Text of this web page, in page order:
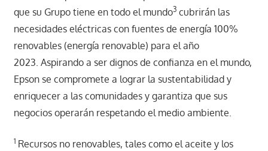
que su Grupo tiene en todo el mundo3cubrirán las
necesidades eléctricas con fuentes de energía 100%
renovables (energía renovable) para el año
2023. Aspirando a ser dignos de confianza en el mundo,
Epson se compromete a lograr la sustentabilidad y
enriquecer a las comunidades y garantiza que sus
negocios operarán respetando el medio ambiente.
1 Recursos no renovables, tales como el aceite y los